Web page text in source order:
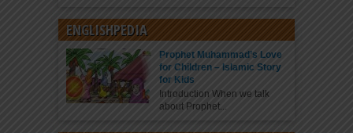
ENGLISHPEDIA
Prophet Muhammad’s Love
for Children – Islamic Story
for Kids
Introduction When we talk
about Prophet...